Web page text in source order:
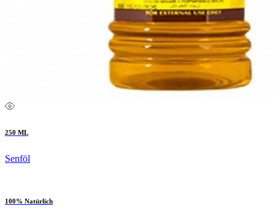
250 ML
Senföl
100% Natürlich